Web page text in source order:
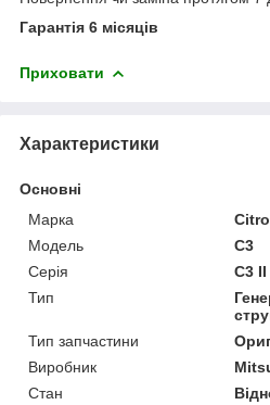
Гарантія 6 місяців
Приховати
Характеристики
Основні
Марка
Модель
C3
Серія
C3 II
Тип
Тип запчастини
Виробник
Стан